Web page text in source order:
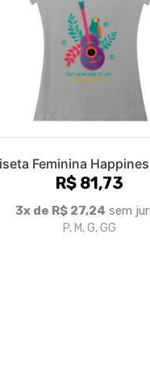
Feminina
R$ 81,73
3x de R$ 27,24 sem
P, M, G, GG